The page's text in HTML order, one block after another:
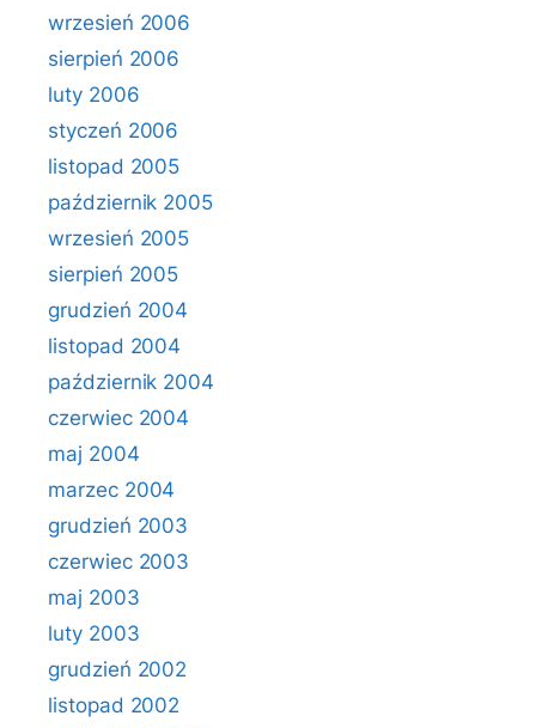
wrzesień 2006
sierpień 2006
luty 2006
styczeń 2006
listopad 2005
październik 2005
wrzesień 2005
sierpień 2005
grudzień 2004
listopad 2004
październik 2004
czerwiec 2004
maj 2004
marzec 2004
grudzień 2003
czerwiec 2003
maj 2003
luty 2003
grudzień 2002
listopad 2002